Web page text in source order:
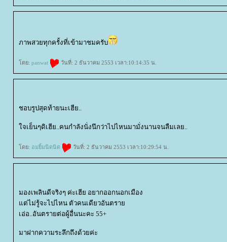
ภาพสวยทุกครั้งที่เข้ามาชมครับ
ดย: panwat วันที่: 2 ธันวาคม 2553 เวลา:10:14:35 น.
ชอบรูปสุดท้ายนะเฮีย..
จเย็นๆดิเฮีย..คนกำลังนั่งนึกว่าไปไหนมามั่งนานจนลืมเลย..
ดย: อมยิ้มนิดนิด วันที่: 2 ธันวาคม 2553 เวลา:10:29:54 น.
มองเพลินดีจริงๆ ค่ะเฮีย อยากออกนอกเมือง
ต่ไม่รู้จะไปไหน ตัวคนเดียวอันตรา
เอ่อ..อันตรายต่อผู้อื่นนะคะ 55+
มาฝากความระลึกถึงด้วยค่ะ